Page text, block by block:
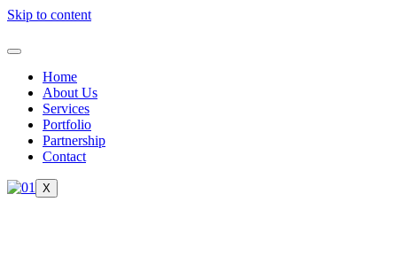
Skip to content
Home
About Us
Services
Portfolio
Partnership
Contact
X